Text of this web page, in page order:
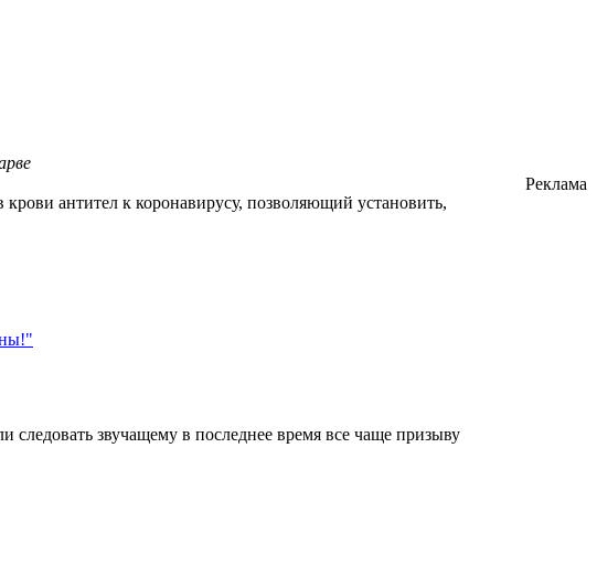
антител к коронавирусу, позволяющий установить,
звучащему в последнее время все чаще призыву
Реклама